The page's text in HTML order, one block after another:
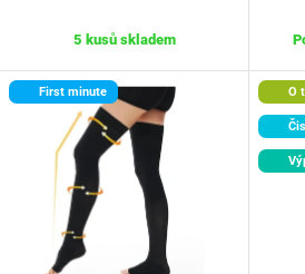
5 kusů skladem
First minute O